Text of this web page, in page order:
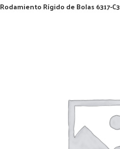
Rodamiento Rígido de Bolas 6317-C3